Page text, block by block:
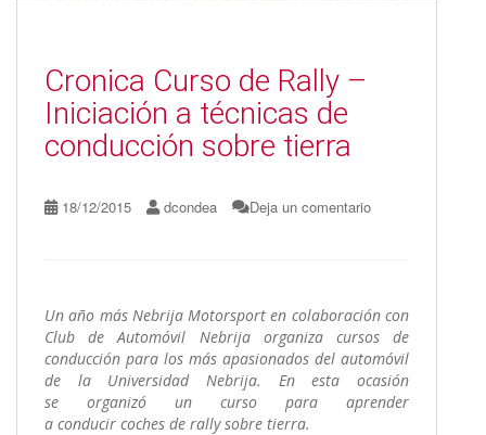
Cronica Curso de Rally –
Iniciación a técnicas de
conducción sobre tierra
18/12/2015 dcondea Deja un comentario
Un año más Nebrija Motorsport en colaboración con
Club de Automóvil Nebrija organiza cursos de
conducción para los más apasionados del automóvil
de la Universidad Nebrija. En esta ocasión
se organizó un curso para aprender
a conducir coches de rally sobre tierra.